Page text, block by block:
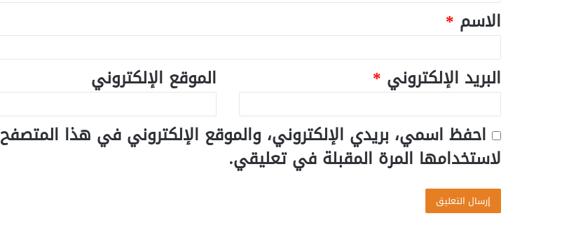
الاسم *
البريد الإلكتروني *
الموقع الإلكتروني
احفظ اسمي، بريدي الإلكتروني، والموقع الإلكتروني في هذا المتصفح
لاستخدامها المرة المقبلة في تعليقي.